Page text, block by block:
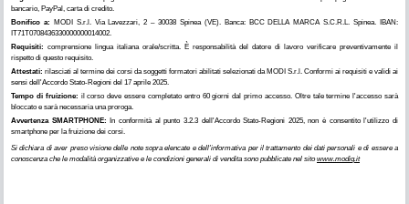
bancario, PayPal, carta di credito.
Bonifico a: MODI S.r.l. Via Lavezzari, 2 – 30038 Spinea (VE). Banca: BCC DELLA MARCA S.C.R.L. Spinea. IBAN:
IT71T0708436330000000014002.
Requisiti: comprensione lingua italiana orale/scritta. È responsabilità del datore di lavoro verificare preventivamente il
rispetto di questo requisito.
Attestati: rilasciati al termine dei corsi da soggetti formatori abilitati selezionati da MODI S.r.l. Conformi ai requisiti e validi ai
sensi dell'Accordo Stato‑Regioni del 17 aprile 2025.
Tempo di fruizione: il corso deve essere completato entro 60 giorni dal primo accesso. Oltre tale termine l'accesso sarà
bloccato e sarà necessaria una proroga.
Avvertenza SMARTPHONE: In conformità al punto 3.2.3 dell'Accordo Stato‑Regioni 2025, non è consentito l'utilizzo di
smartphone per la fruizione dei corsi.
Si dichiara di aver preso visione delle note sopra elencate e dell'informativa per il trattamento dei dati personali e di essere a
conoscenza che le modalità organizzative e le condizioni generali di vendita sono pubblicate nel sitowww.modiq.it